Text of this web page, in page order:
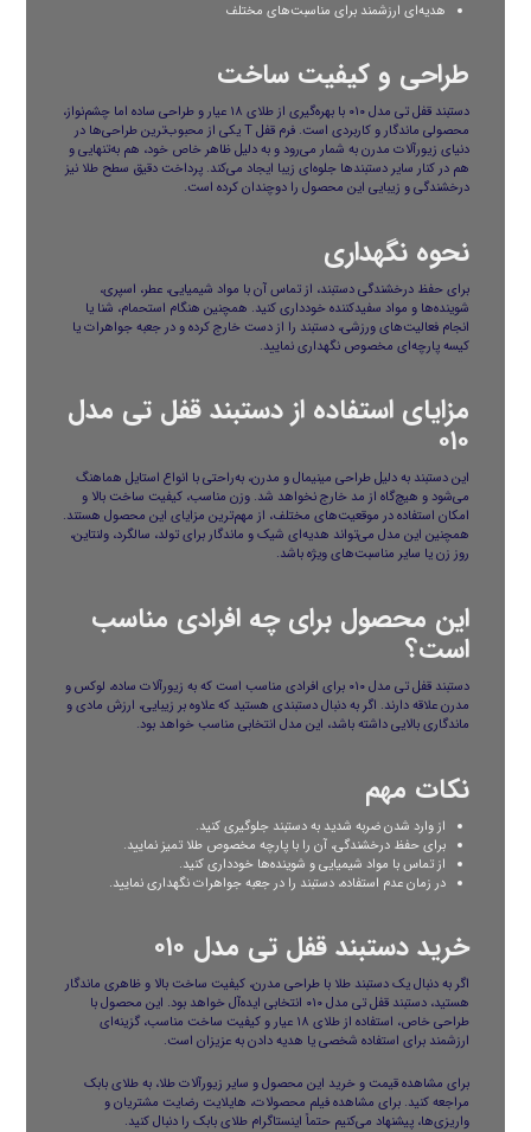
هدیه‌ای ارزشمند برای مناسبت‌های مختلف
طراحی و کیفیت ساخت
دستبند قفل تی مدل ۰۱۰ با بهره‌گیری از طلای ۱۸ عیار و طراحی ساده اما چشم‌نواز،
محصولی ماندگار و کاربردی است. فرم قفل T یکی از محبوب‌ترین طراحی‌ها در
دنیای زیورآلات مدرن به شمار می‌رود و به دلیل ظاهر خاص خود، هم به‌تنهایی و
هم در کنار سایر دستبندها جلوه‌ای زیبا ایجاد می‌کند. پرداخت دقیق سطح طلا نیز
درخشندگی و زیبایی این محصول را دوچندان کرده است.
نحوه نگهداری
برای حفظ درخشندگی دستبند، از تماس آن با مواد شیمیایی، عطر، اسپری،
شوینده‌ها و مواد سفیدکننده خودداری کنید. همچنین هنگام استحمام، شنا یا
انجام فعالیت‌های ورزشی، دستبند را از دست خارج کرده و در جعبه جواهرات یا
کیسه پارچه‌ای مخصوص نگهداری نمایید.
مزایای استفاده از دستبند قفل تی مدل
۰۱۰
این دستبند به دلیل طراحی مینیمال و مدرن، به‌راحتی با انواع استایل هماهنگ
می‌شود و هیچ‌گاه از مد خارج نخواهد شد. وزن مناسب، کیفیت ساخت بالا و
امکان استفاده در موقعیت‌های مختلف، از مهم‌ترین مزایای این محصول هستند.
همچنین این مدل می‌تواند هدیه‌ای شیک و ماندگار برای تولد، سالگرد، ولنتاین،
روز زن یا سایر مناسبت‌های ویژه باشد.
این محصول برای چه افرادی مناسب
است؟
دستبند قفل تی مدل ۰۱۰ برای افرادی مناسب است که به زیورآلات ساده، لوکس و
مدرن علاقه دارند. اگر به دنبال دستبندی هستید که علاوه بر زیبایی، ارزش مادی و
ماندگاری بالایی داشته باشد، این مدل انتخابی مناسب خواهد بود.
نکات مهم
از وارد شدن ضربه شدید به دستبند جلوگیری کنید.
برای حفظ درخشندگی، آن را با پارچه مخصوص طلا تمیز نمایید.
از تماس با مواد شیمیایی و شوینده‌ها خودداری کنید.
در زمان عدم استفاده، دستبند را در جعبه جواهرات نگهداری نمایید.
خرید دستبند قفل تی مدل ۰۱۰
اگر به دنبال یک دستبند طلا با طراحی مدرن، کیفیت ساخت بالا و ظاهری ماندگار
هستید، دستبند قفل تی مدل ۰۱۰ انتخابی ایده‌آل خواهد بود. این محصول با
طراحی خاص، استفاده از طلای ۱۸ عیار و کیفیت ساخت مناسب، گزینه‌ای
ارزشمند برای استفاده شخصی یا هدیه دادن به عزیزان است.
برای مشاهده قیمت و خرید این محصول و سایر زیورآلات طلا، بهطلای بابک
مراجعه کنید. برای مشاهده فیلم محصولات، هایلایت رضایت مشتریان و
واریزی‌ها، پیشنهاد می‌کنیم حتماً اینستاگرام طلای بابک را دنبال کنید.